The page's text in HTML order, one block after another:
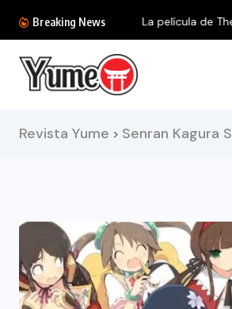
Breaking News La película de The
Revista Yume > Senran Kagura